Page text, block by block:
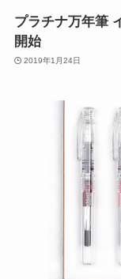
プラチナ万年筆
開始
2019年1月24日